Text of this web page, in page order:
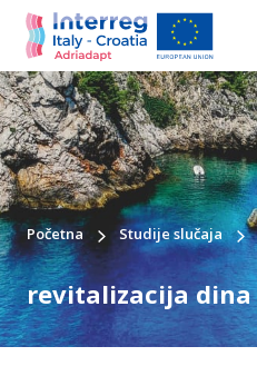
Početna Studije slučaja
revitalizacija dina